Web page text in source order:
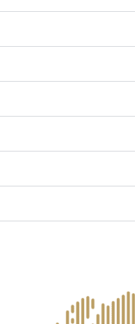
Tıp alanında
solüsyon
yeni ekilen saç
soruların tüm cevaplarını
güvenli yolu “hızlıca
belirlenen günlerde